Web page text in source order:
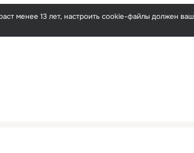
менее 13 лет, настроить cookie-файлы должен ваш